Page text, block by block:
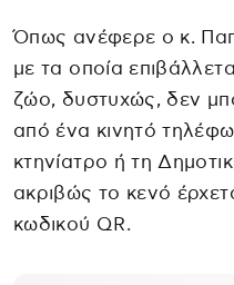
Όπως ανέφερε ο κ.
με τα οποία
ζώο, δυστυχώς, δεν
από ένα κινητό
κτηνίατρο ή τη
ακριβώς το κενό
κωδικού QR.